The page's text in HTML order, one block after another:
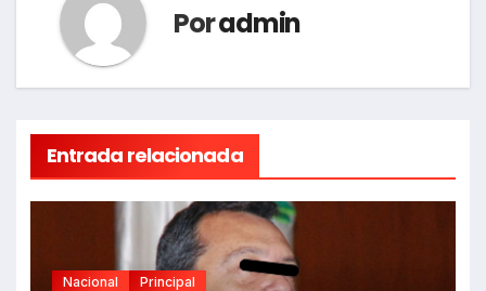
Poradmin
Entrada relacionada
Nacional Principal